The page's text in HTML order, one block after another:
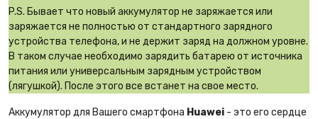
P.S. Бывает что новый аккумулятор не заряжается или
заряжается не полностью от стандартного зарядного
устройства телефона, и не держит заряд на должном уровне.
В таком случае необходимо зарядить батарею от источника
питания или универсальным зарядным устройством
(лягушкой). После этого все встанет на свое место.
Аккумулятор для Вашего смартфона Huawei - это его сердце